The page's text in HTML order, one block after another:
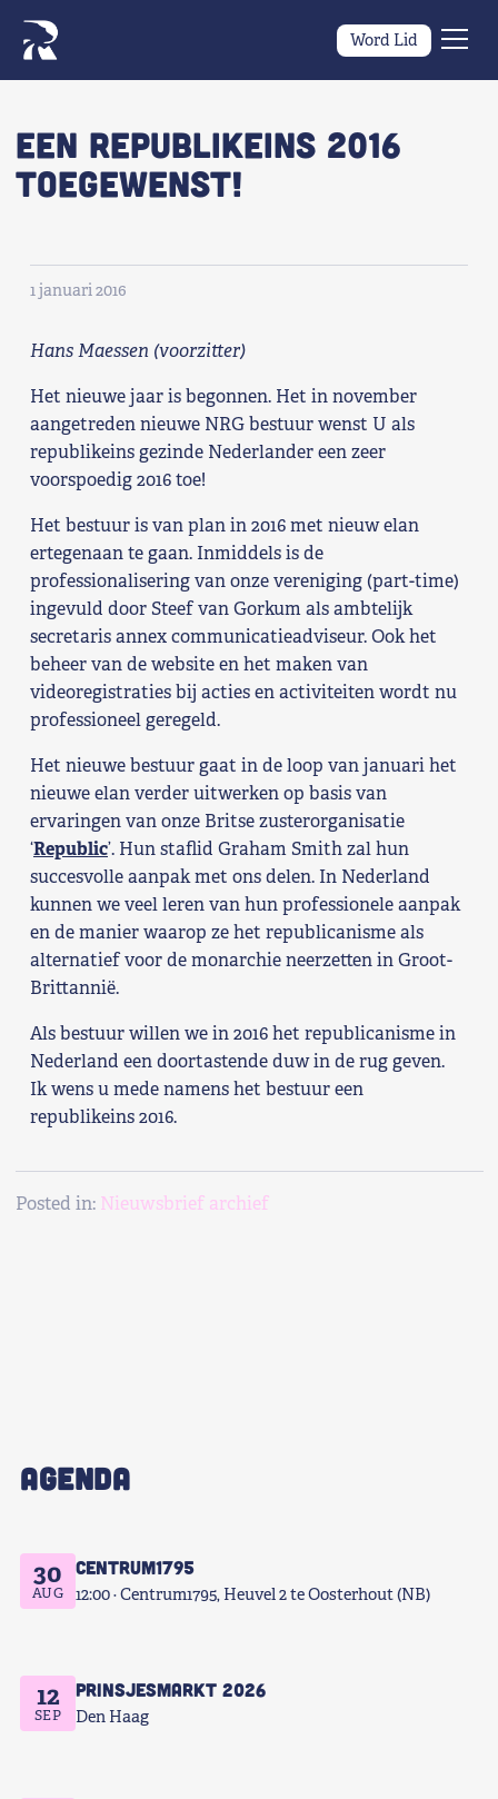
Word Lid
Wat we doen
Wie we zijn
Nieuws
Agenda
Shop
Contact
Voor leden
Word Lid
Een Republikeins 2016
toegewenst!
1 januari 2016
Hans Maessen (voorzitter)
Het nieuwe jaar is begonnen. Het in november
aangetreden nieuwe NRG bestuur wenst U als
republikeins gezinde Nederlander een zeer
voorspoedig 2016 toe!
Het bestuur is van plan in 2016 met nieuw elan
ertegenaan te gaan. Inmiddels is de
professionalisering van onze vereniging (part-time)
ingevuld door Steef van Gorkum als ambtelijk
secretaris annex communicatieadviseur. Ook het
beheer van de website en het maken van
videoregistraties bij acties en activiteiten wordt nu
professioneel geregeld.
Het nieuwe bestuur gaat in de loop van januari het
nieuwe elan verder uitwerken op basis van
ervaringen van onze Britse zusterorganisatie
‘Republic’. Hun staflid Graham Smith zal hun
succesvolle aanpak met ons delen. In Nederland
kunnen we veel leren van hun professionele aanpak
en de manier waarop ze het republicanisme als
alternatief voor de monarchie neerzetten in Groot-
Brittannië.
Als bestuur willen we in 2016 het republicanisme in
Nederland een doortastende duw in de rug geven.
Ik wens u mede namens het bestuur een
republikeins 2016.
Posted in: Nieuwsbrief archief
AGENDA
30
AUG
Centrum1795
12:00 Centrum1795, Heuvel 2 te Oosterhout (NB)
12
SEP
Prinsjesmarkt 2026
Den Haag